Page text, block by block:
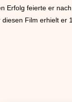
Erfolg feierte er
diesen Film erhielt